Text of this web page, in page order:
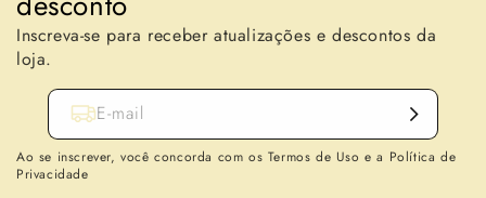
Inscreva-se para receber atualizações e descontos da
loja.
E-mail
Ao se inscrever, você concorda com os Termos de Uso e a Política de
Privacidade